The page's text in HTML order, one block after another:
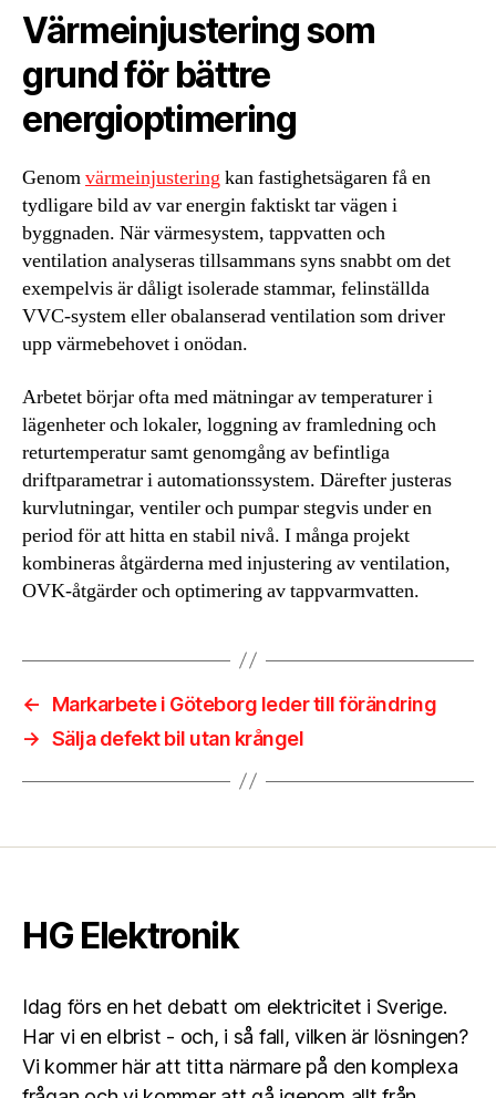
Värmeinjustering som
grund för bättre
energioptimering
Genomvärmeinjusteringkan fastighetsägaren få en
tydligare bild av var energin faktiskt tar vägen i
byggnaden. När värmesystem, tappvatten och
ventilation analyseras tillsammans syns snabbt om det
exempelvis är dåligt isolerade stammar, felinställda
VVC-system eller obalanserad ventilation som driver
upp värmebehovet i onödan.
Arbetet börjar ofta med mätningar av temperaturer i
lägenheter och lokaler, loggning av framledning och
returtemperatur samt genomgång av befintliga
driftparametrar i automationssystem. Därefter justeras
kurvlutningar, ventiler och pumpar stegvis under en
period för att hitta en stabil nivå. I många projekt
kombineras åtgärderna med injustering av ventilation,
OVK-åtgärder och optimering av tappvarmvatten.
←
Markarbete i Göteborg leder till förändring
→ Sälja defekt bil utan krångel
HG Elektronik
Idag förs en het debatt om elektricitet i Sverige.
Har vi en elbrist - och, i så fall, vilken är lösningen?
Vi kommer här att titta närmare på den komplexa